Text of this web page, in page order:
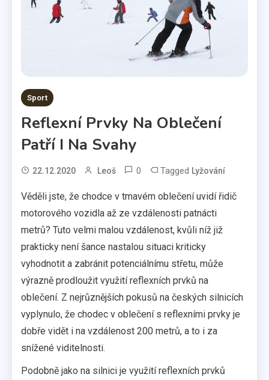
Sport
Reflexní Prvky Na Oblečení
Patří I Na Svahy
22.12.2020 Leoš 0 Tagged Lyžování
Věděli jste, že chodce v tmavém oblečení uvidí řidič
motorového vozidla až ze vzdálenosti patnácti
metrů? Tuto velmi malou vzdálenost, kvůli níž již
prakticky není šance nastalou situaci kriticky
vyhodnotit a zabránit potenciálnímu střetu, může
výrazně prodloužit využití reflexních prvků na
oblečení. Z nejrůznějších pokusů na českých silnicích
vyplynulo, že chodec v oblečení s reflexními prvky je
dobře vidět i na vzdálenost 200 metrů, a to i za
snížené viditelnosti.
Podobně jako na silnici je využití reflexních prvků